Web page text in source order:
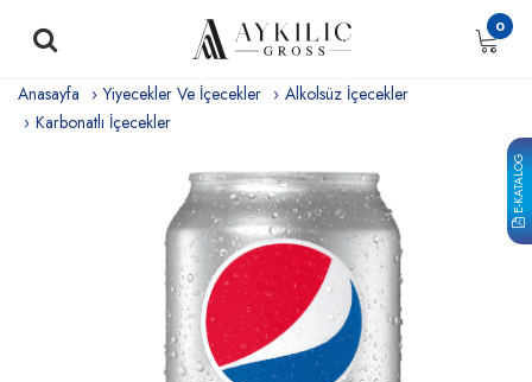
E-KATALOG
0
Anasayfa Yiyecekler Ve İçecekler
Alkolsüz İçecekler
Karbonatlı İçecekler